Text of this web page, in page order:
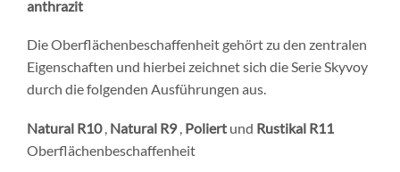
anthrazit
Die Oberflächenbeschaffenheit gehört zu den zentralen
Eigenschaften und hierbei zeichnet sich die Serie Skyvoy
durch die folgenden Ausführungen aus.
Natural R10, Natural R9, Poliert und Rustikal R11
Oberflächenbeschaffenheit